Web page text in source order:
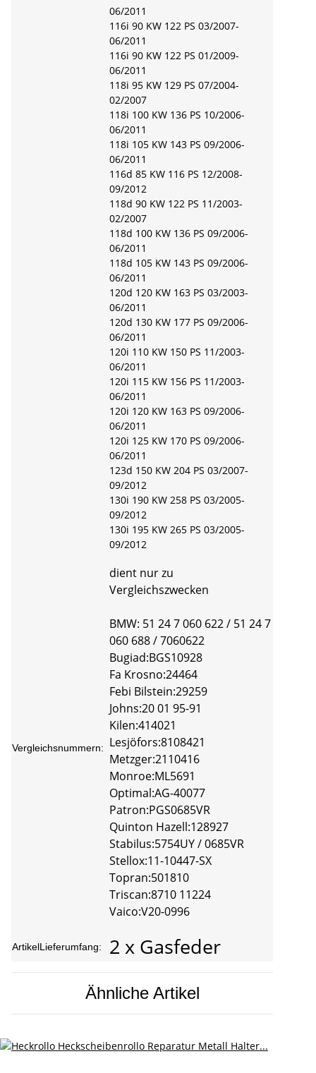
06/2011
116i 90 KW 122 PS 03/2007-
06/2011
116i 90 KW 122 PS 01/2009-
06/2011
118i 95 KW 129 PS 07/2004-
02/2007
118i 100 KW 136 PS 10/2006-
06/2011
118i 105 KW 143 PS 09/2006-
06/2011
116d 85 KW 116 PS 12/2008-
09/2012
118d 90 KW 122 PS 11/2003-
02/2007
118d 100 KW 136 PS 09/2006-
06/2011
118d 105 KW 143 PS 09/2006-
06/2011
120d 120 KW 163 PS 03/2003-
06/2011
120d 130 KW 177 PS 09/2006-
06/2011
120i 110 KW 150 PS 11/2003-
06/2011
120i 115 KW 156 PS 11/2003-
06/2011
120i 120 KW 163 PS 09/2006-
06/2011
120i 125 KW 170 PS 09/2006-
06/2011
123d 150 KW 204 PS 03/2007-
09/2012
130i 190 KW 258 PS 03/2005-
09/2012
130i 195 KW 265 PS 03/2005-
09/2012
Vergleichsnummern:
dient nur zu
Vergleichszwecken
BMW: 51 24 7 060 622 / 51 24 7
060 688 / 7060622
Bugiad:BGS10928
Fa Krosno:24464
Febi Bilstein:29259
Johns:20 01 95-91
Kilen:414021
Lesjöfors:8108421
Metzger:2110416
Monroe:ML5691
Optimal:AG-40077
Patron:PGS0685VR
Quinton Hazell:128927
Stabilus:5754UY / 0685VR
Stellox:11-10447-SX
Topran:501810
Triscan:8710 11224
Vaico:V20-0996
ArtikelLieferumfang: 2 x Gasfeder
Ähnliche Artikel